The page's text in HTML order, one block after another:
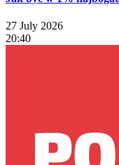
27 July 2026
20:40